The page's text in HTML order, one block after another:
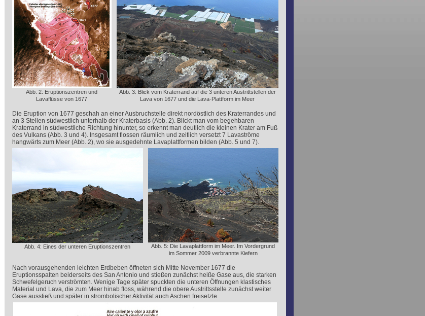
Abb. 2: Eruptionszentren und
Lavaflüsse von 1677
Abb. 3: Blick vom Kraterrand auf die 3 unteren Austrittstellen der
Lava von 1677 und die Lava-Plattform im Meer
Die Eruption von 1677 geschah an einer Ausbruchstelle direkt nordöstlich des Kraterrandes und
an 3 Stellen südwestlich unterhalb der Kraterbasis (Abb. 2). Blickt man vom begehbaren
Kraterrand in südwestliche Richtung hinunter, so erkennt man deutlich die kleinen Krater am Fuß
des Vulkans (Abb. 3 und 4). Insgesamt flossen räumlich und zeitlich versetzt 7 Lavaströme
hangwärts zum Meer (Abb. 2), wo sie ausgedehnte Lavaplattformen bilden (Abb. 5 und 7).
Abb. 4: Eines der unteren Eruptionszentren
Abb. 5: Die Lavaplattform im Meer. Im Vordergrund
im Sommer 2009 verbrannte Kiefern
Nach vorausgehenden leichten Erdbeben öffneten sich Mitte November 1677 die
Eruptionsspalten beiderseits des San Antonio und stießen zunächst heiße Gase aus, die starken
Schwefelgeruch verströmten. Wenige Tage später spuckten die unteren Öffnungen klastisches
Material und Lava, die zum Meer hinab floss, während die obere Austrittsstelle zunächst weiter
Gase ausstieß und später in strombolischer Aktivität auch Aschen freisetzte.